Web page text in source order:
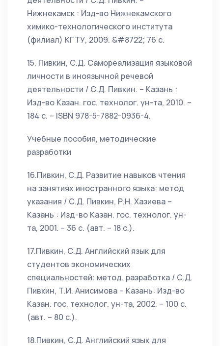
Нижнекамск : Изд-во Нижнекамского
химико-технологического института
(филиал) КГТУ, 2009. &#8722; 76 с.
15. Пивкин, С.Д. Самореализация языковой
личности в иноязычной речевой
деятельности / С.Д. Пивкин. – Казань :
Изд-во Казан. гос. технолог. ун-та, 2010. –
184 с. – ISBN 978-5-7882-0936-4.
Учебные пособия, методические
разработки
16.Пивкин, С.Д. Развитие навыков чтения
на занятиях иностранного языка: метод
указания / С.Д. Пивкин, Р.Н. Хазиева –
Казань : Изд-во Казан. гос. технолог. ун-
та, 2001. – 36 с. (авт. – 18 с.).
17.Пивкин, С.Д. Английский язык для
студентов экономических
специальностей: метод. разработка / С.Д.
Пивкин, Т.И. Анисимова – Казань: Изд-во
Казан. гос. технолог. ун-та, 2002. – 100 с.
(авт. – 80 с.).
18.Пивкин, С.Д. Английский язык для